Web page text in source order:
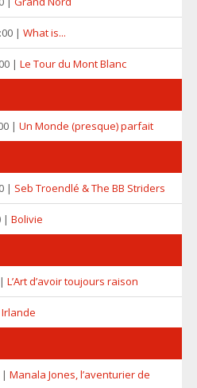
| What is...
| Le Tour du Mont Blanc
| Un Monde (presque) parfait
| Seb Troendlé & The BB Striders
| Bolivie
L’Art d’avoir toujours raison
Irlande
| Manala Jones, l’aventurier de